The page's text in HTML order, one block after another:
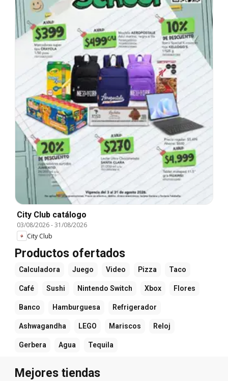
City Club catálogo
03/08/2026-31/08/2026
City Club
Productos ofertados
Calculadora Juego Video Pizza Taco
Café Sushi Nintendo Switch Xbox Flores
Banco Hamburguesa Refrigerador
Ashwagandha LEGO Mariscos Reloj
Gerbera Agua Tequila
Mejores tiendas